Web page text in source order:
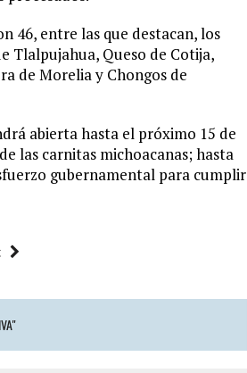
46, entre las que destacan, los
Tlalpujahua, Queso de Cotija,
de Morelia y Chongos de
abierta hasta el próximo 15 de
las carnitas michoacanas; hasta
gubernamental para cumplir